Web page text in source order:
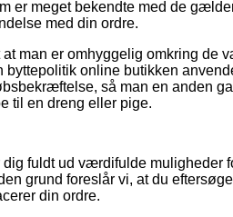
er meget bekendte med de
med din ordre.
at man er omhyggelig omkring de
byttepolitik online butikken
så man en anden
til en dreng eller pige.
fuldt ud værdifulde muligheder
grund foreslår vi, at du
din ordre.